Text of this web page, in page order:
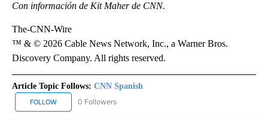
Con información de Kit Maher de CNN.
The-CNN-Wire
™ & © 2026 Cable News Network, Inc., a Warner Bros.
Discovery Company. All rights reserved.
Article Topic Follows: CNN Spanish
FOLLOW FOLLOW "CNN SPANISH" TO RECEIVE NOTIFICATIONS ABOUT
0 Followers